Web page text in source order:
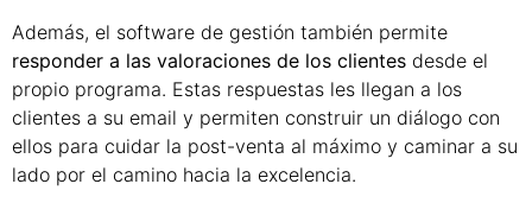
Además, el software de gestión también permite
responder a las valoraciones de los clientes desde el
propio programa. Estas respuestas les llegan a los
clientes a su email y permiten construir un diálogo con
ellos para cuidar la post-venta al máximo y caminar a su
lado por el camino hacia la excelencia.